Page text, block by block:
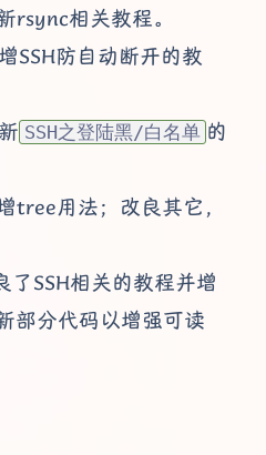
rsync相关教程。
SSH防自动断开的教
SSH之登陆黑/白名单 的
tree用法；改良其它，
了SSH相关的教程并增
部分代码以增强可读